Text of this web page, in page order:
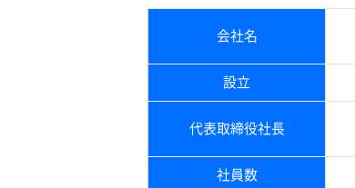
会社名
設立
代表取締役社長
社員数